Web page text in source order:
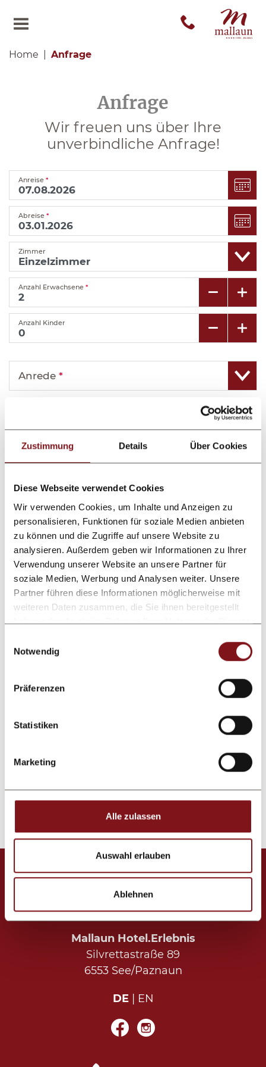
Zustimmung Details Über Cookies
Diese Webseite verwendet Cookies
Wir verwenden Cookies, um Inhalte und Anzeigen zu
personalisieren, Funktionen für soziale Medien anbieten
zu können und die Zugriffe auf unsere Website zu
analysieren. Außerdem geben wir Informationen zu Ihrer
Verwendung unserer Website an unsere Partner für
soziale Medien, Werbung und Analysen weiter. Unsere
Partner führen diese Informationen möglicherweise mit
weiteren Daten zusammen, die Sie ihnen bereitgestellt
haben oder die sie im Rahmen Ihrer Nutzung der Dienste
Notwendig
Präferenzen
Statistiken
Marketing
Alle zulassen
Auswahl erlauben
Ablehnen
Home Anfrage
Anfrage
Wir freuen uns über Ihre
unverbindliche Anfrage!
Anreise *
Abreise *
Zimmer
Anzahl Erwachsene *
Anzahl Kinder
Anrede *
Nachname
E-Mail *
Telefon
Zusätzliche Angaben oder Fragen
Verarbeitung der von Ihnen eingegebenen
personenbezogenen Daten durch den datenschutzrechtlich
Verantwortlichen zum Zweck der Bearbeitung Ihrer
Anfrage auf Grundlage Ihrer durch das Absenden des
Formulars erteilten Einwilligung.Weitere Informationen
Mallaun Hotel.Erlebnis
Silvrettastraße 89
6553 See/Paznaun
DE EN